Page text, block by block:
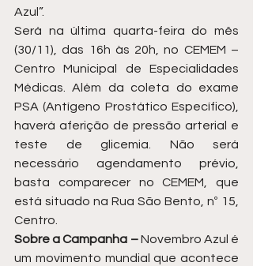
Azul”.
Será na última quarta-feira do mês
(30/11), das 16h às 20h, no CEMEM –
Centro Municipal de Especialidades
Médicas. Além da coleta do exame
PSA (Antígeno Prostático Específico),
haverá aferição de pressão arterial e
teste de glicemia. Não será
necessário agendamento prévio,
basta comparecer no CEMEM, que
está situado na Rua São Bento, nº 15,
Centro.
Sobre a Campanha – Novembro Azul é
um movimento mundial que acontece